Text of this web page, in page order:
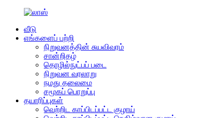
வீடு
எங்களைப் பற்றி
நிறுவனத்தின் சுயவிவரம்
சான்றிதழ்
தொழில்நுட்பப் படை
நிறுவன வரலாறு
நமது தலைமை
சமூகப் பொறுப்பு
தயாரிப்புகள்
வெற்றிட காப்பிடப்பட்ட குழாய்